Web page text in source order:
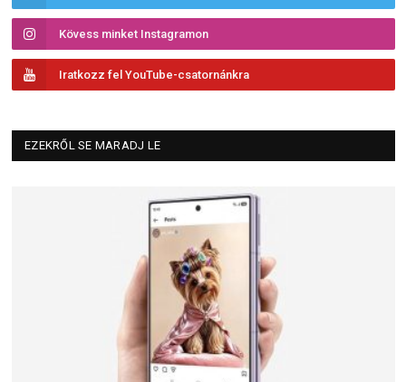
Kövess minket Instagramon
Iratkozz fel YouTube-csatornánkra
EZEKRŐL SE MARADJ LE